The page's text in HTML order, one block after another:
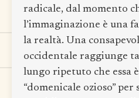
radicale, dal momento
l’immaginazione è una
la realtà. Una
occidentale raggiunge
lungo ripetuto che essa
“domenicale ozioso” per